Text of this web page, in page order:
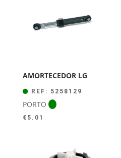
AMORTECEDOR LG
REF: 5258129
PORTO
€ 5.01